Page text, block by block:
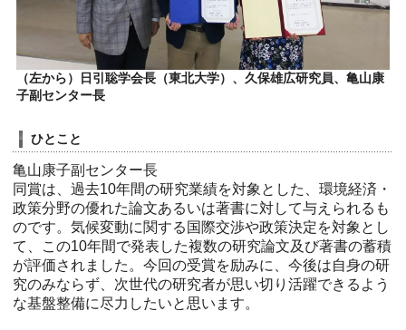
（左から）日引聡学会長（東北大学）、久保雄広研究員、亀山康
子副センター長
ひとこと
亀山康子副センター長
同賞は、過去10年間の研究業績を対象とした、環境経済・
政策分野の優れた論文あるいは著書に対して与えられるも
のです。気候変動に関する国際交渉や政策決定を対象とし
て、この10年間で発表した複数の研究論文及び著書の蓄積
が評価されました。今回の受賞を励みに、今後は自身の研
究のみならず、次世代の研究者が思い切り活躍できるよう
な基盤整備に尽力したいと思います。